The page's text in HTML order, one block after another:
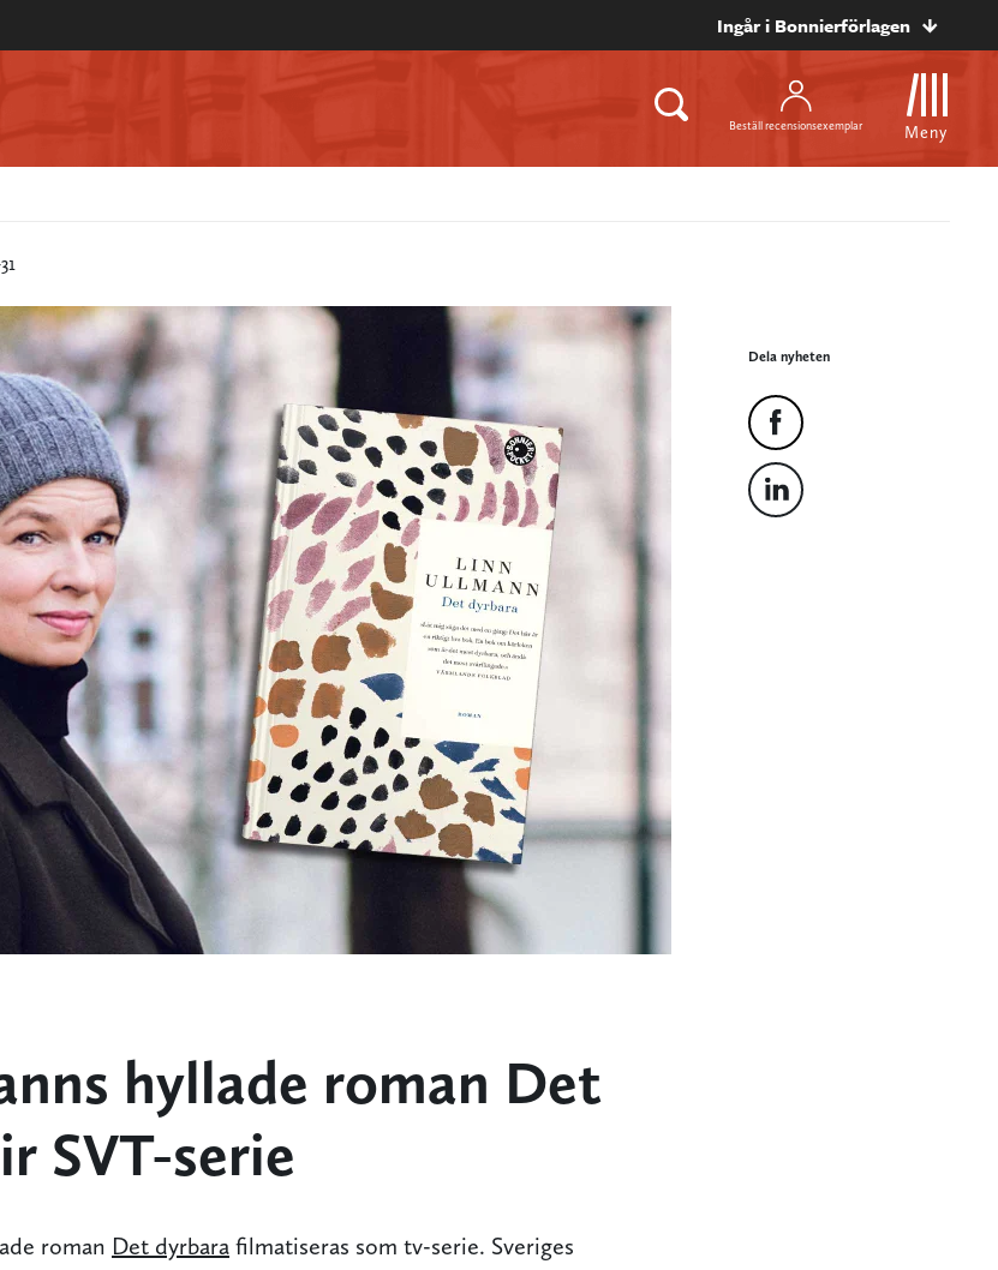
Ingår i Bonnierförlagen
Beställ recensionsexemplar Meny
Dela nyheten
hyllade roman Det
SVT-serie
roman Det dyrbara filmatiseras som tv-serie. Sveriges